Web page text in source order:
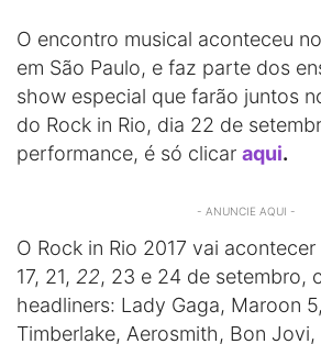
O encontro musical aconteceu
em São Paulo, e faz parte dos
show especial que farão juntos
do Rock in Rio, dia 22 de
performance, é só clicar aqui.
- ANUNCIE AQUI -
O Rock in Rio 2017 vai acontecer
17, 21, 22, 23 e 24 de setembro,
headliners: Lady Gaga, Maroon
Timberlake, Aerosmith, Bon Jovi,